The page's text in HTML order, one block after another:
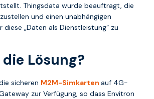
Thingsdata wurde beauftragt, die
und einen unabhängigen
„Daten als Dienstleistung“ zu
Lösung?
sicheren M2M-Simkarten auf 4G-
zur Verfügung, so dass Envitron